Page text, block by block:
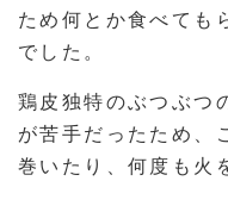
ため何とか食べても
でした。
鶏皮独特のぶつぶつ
が苦手だったため、
巻いたり、何度も火